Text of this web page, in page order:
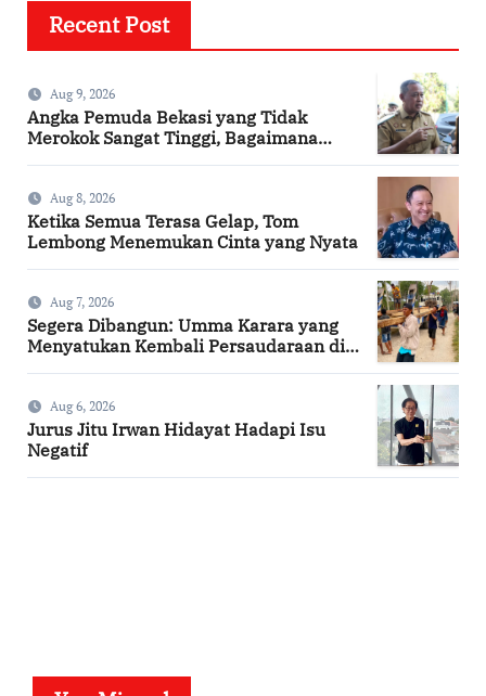
Recent Post
Aug 9, 2026
Angka Pemuda Bekasi yang Tidak
Merokok Sangat Tinggi, Bagaimana
Aug 8, 2026
Ketika Semua Terasa Gelap, Tom
Lembong Menemukan Cinta yang Nyata
Aug 7, 2026
Segera Dibangun: Umma Karara yang
Menyatukan Kembali Persaudaraan di
Aug 6, 2026
Jurus Jitu Irwan Hidayat Hadapi Isu
Negatif